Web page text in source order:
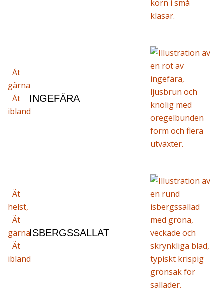
Ät
gärna
Ät
ibland
INGEFÄRA
Ät
helst,
Ät
gärna
Ät
ibland
ISBERGSSALLAT